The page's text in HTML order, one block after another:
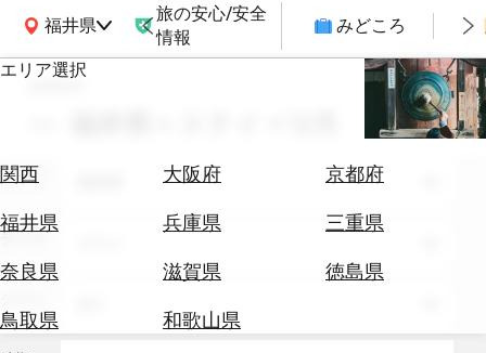
福井県
関西広域MAP
旅の安心/安全
情報
みどころ
エリア選択
関西 大阪府
京都府
福井県
兵庫県
三重県
奈良県
滋賀県
徳島県
鳥取県
和歌山県
エ
券
テ
を
search
エリア
テーマ